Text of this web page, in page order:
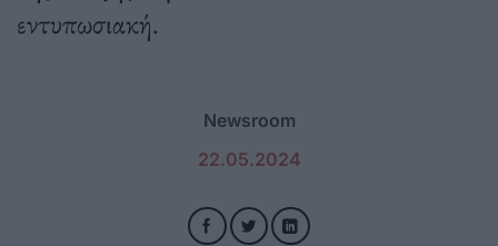
εντυπωσιακή.
Newsroom
22.05.2024